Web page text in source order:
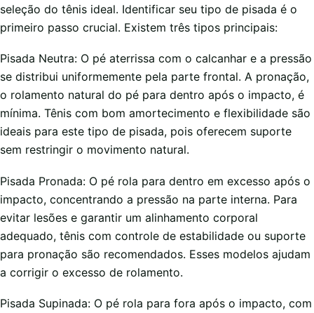
seleção do tênis ideal. Identificar seu tipo de pisada é o
primeiro passo crucial. Existem três tipos principais:
Pisada Neutra: O pé aterrissa com o calcanhar e a pressão
se distribui uniformemente pela parte frontal. A pronação,
o rolamento natural do pé para dentro após o impacto, é
mínima. Tênis com bom amortecimento e flexibilidade são
ideais para este tipo de pisada, pois oferecem suporte
sem restringir o movimento natural.
Pisada Pronada: O pé rola para dentro em excesso após o
impacto, concentrando a pressão na parte interna. Para
evitar lesões e garantir um alinhamento corporal
adequado, tênis com controle de estabilidade ou suporte
para pronação são recomendados. Esses modelos ajudam
a corrigir o excesso de rolamento.
Pisada Supinada: O pé rola para fora após o impacto, com